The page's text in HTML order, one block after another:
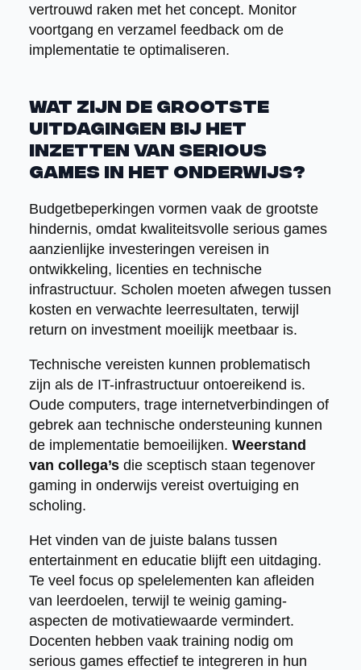
vertrouwd raken met het concept. Monitor
voortgang en verzamel feedback om de
implementatie te optimaliseren.
Wat zijn de grootste
uitdagingen bij het
inzetten van serious
games in het onderwijs?
Budgetbeperkingen vormen vaak de grootste
hindernis, omdat kwaliteitsvolle serious games
aanzienlijke investeringen vereisen in
ontwikkeling, licenties en technische
infrastructuur. Scholen moeten afwegen tussen
kosten en verwachte leerresultaten, terwijl
return on investment moeilijk meetbaar is.
Technische vereisten kunnen problematisch
zijn als de IT-infrastructuur ontoereikend is.
Oude computers, trage internetverbindingen of
gebrek aan technische ondersteuning kunnen
de implementatie bemoeilijken. Weerstand
van collega’sdie sceptisch staan tegenover
gaming in onderwijs vereist overtuiging en
scholing.
Het vinden van de juiste balans tussen
entertainment en educatie blijft een uitdaging.
Te veel focus op spelelementen kan afleiden
van leerdoelen, terwijl te weinig gaming-
aspecten de motivatiewaarde vermindert.
Docenten hebben vaak training nodig om
serious games effectief te integreren in hun